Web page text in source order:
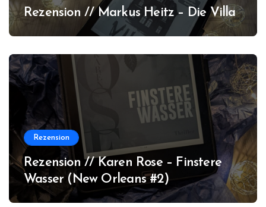
Rezension // Markus Heitz – Die Villa
Rezension
Rezension // Karen Rose – Finstere
Wasser (New Orleans #2)